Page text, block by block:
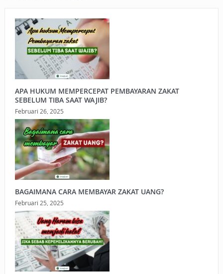
APA HUKUM MEMPERCEPAT PEMBAYARAN ZAKAT
SEBELUM TIBA SAAT WAJIB?
Februari 26, 2025
BAGAIMANA CARA MEMBAYAR ZAKAT UANG?
Februari 25, 2025